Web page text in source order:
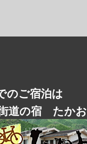
のご宿泊は
道の宿 たかお